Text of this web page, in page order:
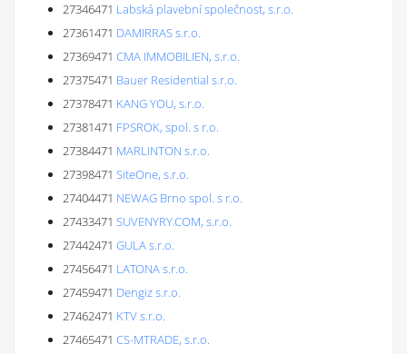
27346471 Labská plavební společnost, s.r.o.
27361471 DAMIRRAS s.r.o.
27369471 CMA IMMOBILIEN, s.r.o.
27375471 Bauer Residential s.r.o.
27378471 KANG YOU, s.r.o.
27381471 FPSROK, spol. s r.o.
27384471 MARLINTON s.r.o.
27398471 SiteOne, s.r.o.
27404471 NEWAG Brno spol. s r.o.
27433471 SUVENYRY.COM, s.r.o.
27442471 GULA s.r.o.
27456471 LATONA s.r.o.
27459471 Dengiz s.r.o.
27462471 KTV s.r.o.
27465471 CS-MTRADE, s.r.o.